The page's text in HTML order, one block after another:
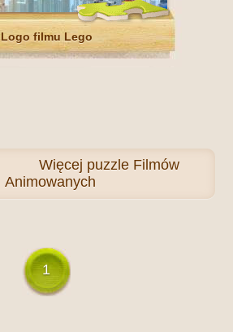
Logo filmu Lego
Więcej puzzle Filmów
Animowanych
1